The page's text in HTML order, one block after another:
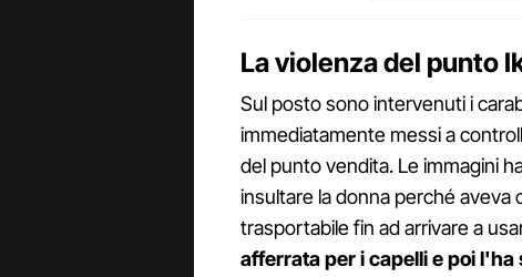
La violenza del punto
Sul posto sono intervenuti i
immediatamente messi a
del punto vendita. Le immagini
insultare la donna perché
trasportabile fin ad arrivare a
afferrata per i capelli e poi